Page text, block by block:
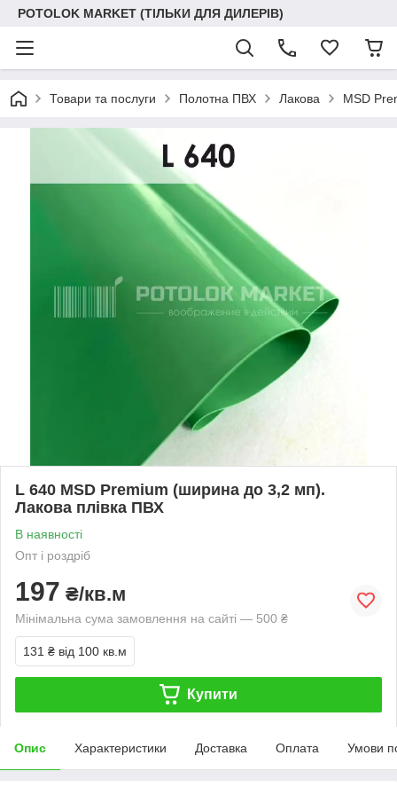
POTOLOK MARKET (ТІЛЬКИ ДЛЯ ДИЛЕРІВ)
Товари та послуги Полотна ПВХ Лакова MSD
L 640 MSD Premium (ширина до 3,2 мп).
Лакова плівка ПВХ
В наявності
Опт і роздріб
197 ₴/кв.м
Мінімальна сума замовлення на сайті — 500 ₴
131 ₴ від 100 кв.м
Купити
Опис Характеристики Доставка Оплата Умови